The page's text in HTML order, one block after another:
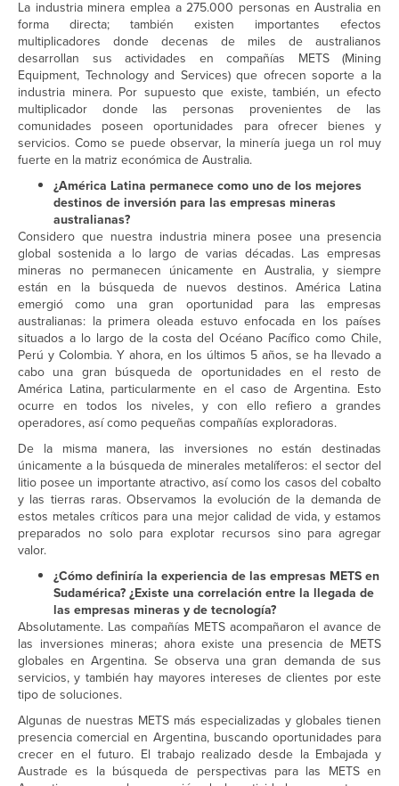
La industria minera emplea a 275.000 personas en Australia en
forma directa; también existen importantes efectos
multiplicadores donde decenas de miles de australianos
desarrollan sus actividades en compañías METS (Mining
Equipment, Technology and Services) que ofrecen soporte a la
industria minera. Por supuesto que existe, también, un efecto
multiplicador donde las personas provenientes de las
comunidades poseen oportunidades para ofrecer bienes y
servicios. Como se puede observar, la minería juega un rol muy
fuerte en la matriz económica de Australia.
¿América Latina permanece como uno de los mejores
destinos de inversión para las empresas mineras
australianas?
Considero que nuestra industria minera posee una presencia
global sostenida a lo largo de varias décadas. Las empresas
mineras no permanecen únicamente en Australia, y siempre
están en la búsqueda de nuevos destinos. América Latina
emergió como una gran oportunidad para las empresas
australianas: la primera oleada estuvo enfocada en los países
situados a lo largo de la costa del Océano Pacífico como Chile,
Perú y Colombia. Y ahora, en los últimos 5 años, se ha llevado a
cabo una gran búsqueda de oportunidades en el resto de
América Latina, particularmente en el caso de Argentina. Esto
ocurre en todos los niveles, y con ello refiero a grandes
operadores, así como pequeñas compañías exploradoras.
De la misma manera, las inversiones no están destinadas
únicamente a la búsqueda de minerales metalíferos: el sector del
litio posee un importante atractivo, así como los casos del cobalto
y las tierras raras. Observamos la evolución de la demanda de
estos metales críticos para una mejor calidad de vida, y estamos
preparados no solo para explotar recursos sino para agregar
valor.
¿Cómo definiría la experiencia de las empresas METS en
Sudamérica? ¿Existe una correlación entre la llegada de
las empresas mineras y de tecnología?
Absolutamente. Las compañías METS acompañaron el avance de
las inversiones mineras; ahora existe una presencia de METS
globales en Argentina. Se observa una gran demanda de sus
servicios, y también hay mayores intereses de clientes por este
tipo de soluciones.
Algunas de nuestras METS más especializadas y globales tienen
presencia comercial en Argentina, buscando oportunidades para
crecer en el futuro. El trabajo realizado desde la Embajada y
Austrade es la búsqueda de perspectivas para las METS en